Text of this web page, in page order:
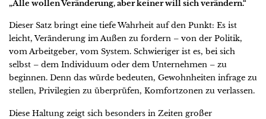
„Alle wollen Veränderung, aber keiner will sich verändern.“
Dieser Satz bringt eine tiefe Wahrheit auf den Punkt: Es ist
leicht, Veränderung im Außen zu fordern – von der Politik,
vom Arbeitgeber, vom System. Schwieriger ist es, bei sich
selbst – dem Individuum oder dem Unternehmen – zu
beginnen. Denn das würde bedeuten, Gewohnheiten infrage zu
stellen, Privilegien zu überprüfen, Komfortzonen zu verlassen.
Diese Haltung zeigt sich besonders in Zeiten großer